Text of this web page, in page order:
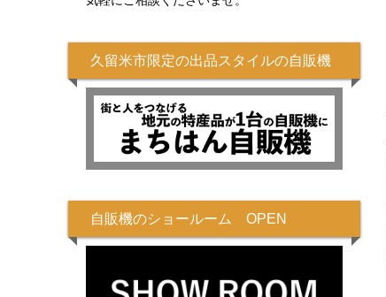
久留米市限定の出品スタイルの自販機
自販機のショールーム OPEN